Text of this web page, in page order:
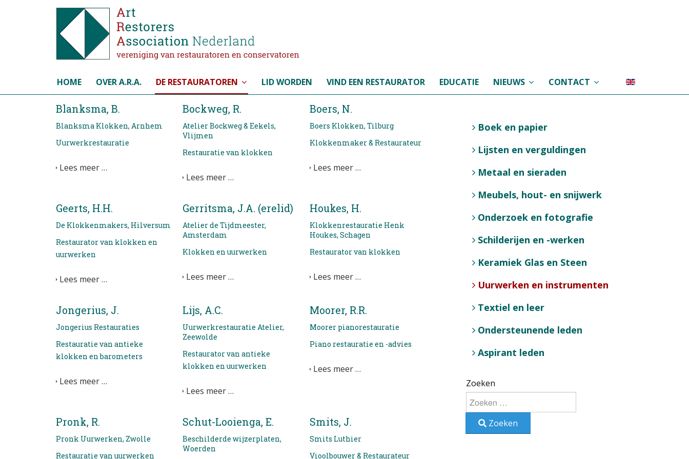
HOME OVER A.R.A. DE RESTAURATOREN LID WORDEN VIND EEN RESTAURATOR EDUCATIE NIEUWS CONTACT
Selecteer de taal
Blanksma, B.
Blanksma Klokken, Arnhem
Uurwerkrestauratie
Lees meer …
Bockweg, R.
Atelier Bockweg & Eekels,
Vlijmen
Restauratie van klokken
Lees meer …
Boers, N.
Boers Klokken, Tilburg
Klokkenmaker & Restaurateur
Lees meer …
Geerts, H.H.
De Klokkenmakers, Hilversum
Restaurator van klokken en
uurwerken
Lees meer …
Gerritsma, J.A. (erelid)
Atelier de Tijdmeester,
Amsterdam
Klokken en uurwerken
Lees meer …
Houkes, H.
Klokkenrestauratie Henk
Houkes, Schagen
Restaurator van klokken
Lees meer …
Jongerius, J.
Jongerius Restauraties
Restauratie van antieke
klokken en barometers
Lees meer …
Lijs, A.C.
Uurwerkrestauratie Atelier,
Zeewolde
Restaurator van antieke
klokken en uurwerken
Lees meer …
Moorer, R.R.
Moorer pianorestauratie
Piano restauratie en -advies
Lees meer …
Pronk, R.
Pronk Uurwerken, Zwolle
Restauratie van uurwerken
Schut-Looienga, E.
Beschilderde wijzerplaten,
Woerden
Smits, J.
Smits Luthier
Vioolbouwer & Restaurateur
Boek en papier
Lijsten en verguldingen
Metaal en sieraden
Meubels, hout- en snijwerk
Onderzoek en fotografie
Schilderijen en -werken
Keramiek Glas en Steen
Uurwerken en instrumenten
Textiel en leer
Ondersteunende leden
Aspirant leden
Zoeken
Zoeken